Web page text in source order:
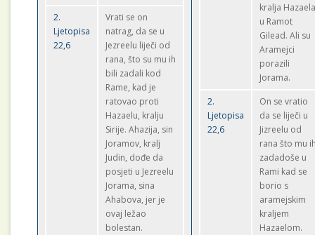
2.
Ljetopisa
22,6
Vrati se on
natrag, da se u
Jezreelu liječi od
rana, što su mu ih
bili zadali kod
Rame, kad je
ratovao proti
Hazaelu, kralju
Sirije. Ahazija, sin
Joramov, kralj
Judin, dođe da
posjeti u Jezreelu
Jorama, sina
Ahabova, jer je
ovaj ležao
bolestan.
kralja
u Ramot
Gilead. Ali su
Aramejci
porazili
Jorama.
2.
Ljetopisa
22,6
On se vratio
da se liječi u
Jizreelu od
rana što mu
zadadoše u
Rami kad se
borio s
aramejskim
kraljem
Hazaelom.